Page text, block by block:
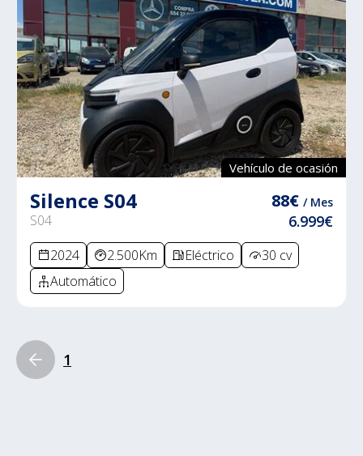
Vehículo de ocasión
Silence S04
S04
88€ / Mes
6.999€
2024 2.500Km Eléctrico
30 cv
Automático
1